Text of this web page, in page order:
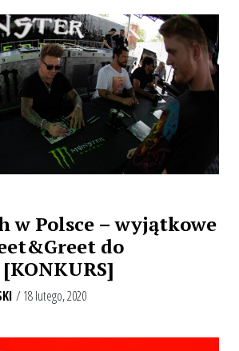
w Polsce – wyjątkowe
do
/ 18 lutego, 2020